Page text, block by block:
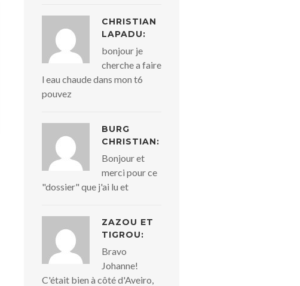
CHRISTIAN
LAPADU:
bonjour je
cherche a faire
l eau chaude dans mon t6
pouvez
BURG
CHRISTIAN:
Bonjour et
merci pour ce
"dossier" que j'ai lu et
ZAZOU ET
TIGROU:
Bravo
Johanne!
C'était bien à côté d'Aveiro,